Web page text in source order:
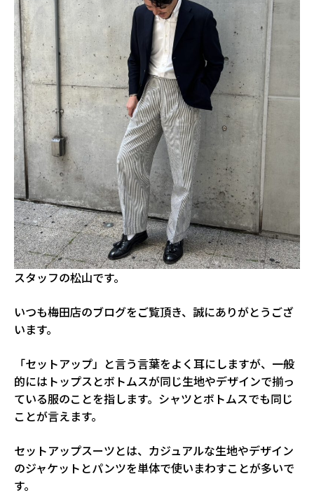
スタッフの松山です。
いつも梅田店のブログをご覧頂き、誠にありがとうござ
います。
「セットアップ」と言う言葉をよく耳にしますが、一般
的にはトップスとボトムスが同じ生地やデザインで揃っ
ている服のことを指します。シャツとボトムスでも同じ
ことが言えます。
セットアップスーツとは、カジュアルな生地やデザイン
のジャケットとパンツを単体で使いまわすことが多いで
す。